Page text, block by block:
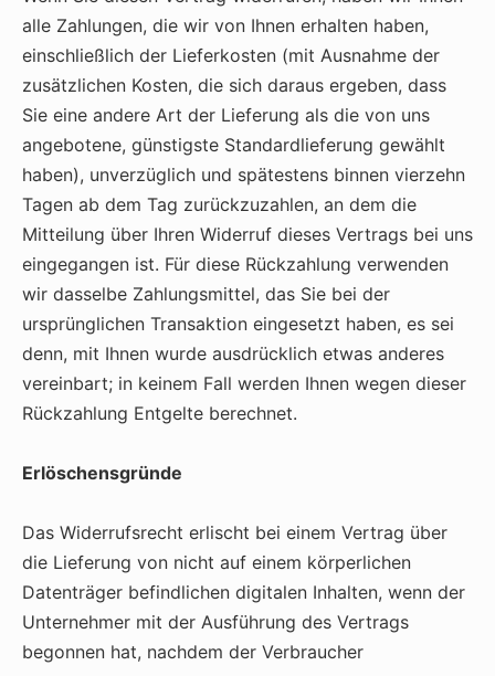
alle Zahlungen, die wir von Ihnen erhalten haben,
einschließlich der Lieferkosten (mit Ausnahme der
zusätzlichen Kosten, die sich daraus ergeben, dass
Sie eine andere Art der Lieferung als die von uns
angebotene, günstigste Standardlieferung gewählt
haben), unverzüglich und spätestens binnen vierzehn
Tagen ab dem Tag zurückzuzahlen, an dem die
Mitteilung über Ihren Widerruf dieses Vertrags bei uns
eingegangen ist. Für diese Rückzahlung verwenden
wir dasselbe Zahlungsmittel, das Sie bei der
ursprünglichen Transaktion eingesetzt haben, es sei
denn, mit Ihnen wurde ausdrücklich etwas anderes
vereinbart; in keinem Fall werden Ihnen wegen dieser
Rückzahlung Entgelte berechnet.
Erlöschensgründe
Das Widerrufsrecht erlischt bei einem Vertrag über
die Lieferung von nicht auf einem körperlichen
Datenträger befindlichen digitalen Inhalten, wenn der
Unternehmer mit der Ausführung des Vertrags
begonnen hat, nachdem der Verbraucher